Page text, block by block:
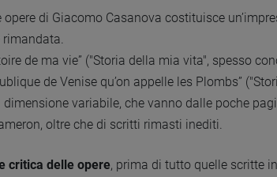
opere di Giacomo Casanova costituisce
rimandata.
de ma vie” ("Storia della mia vita", spesso
de Venise qu’on appelle les Plombs”
dimensione variabile, che vanno dalle poche
oltre che di scritti rimasti inediti.
critica delle opere, prima di tutto quelle scritte